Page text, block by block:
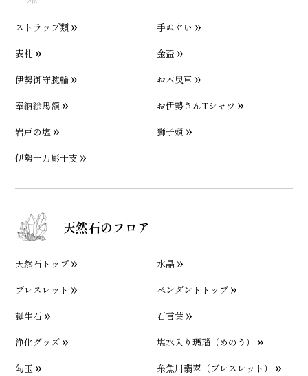
ストラップ類
手ぬぐい
表札
金盃
伊勢御守腕輪
お木曳車
奉納絵馬額
お伊勢さんTシャツ
岩戸の塩
獅子頭
伊勢一刀彫干支
天然石のフロア
天然石トップ
水晶
ブレスレット
ペンダントトップ
誕生石
石言葉
浄化グッズ
塩水入り瑪瑙（めのう）
勾玉
糸魚川翡翠（ブレスレット）